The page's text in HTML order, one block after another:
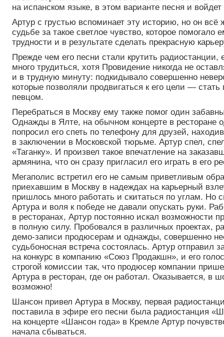
на испанском языке, в этом варианте песня и
Артур с грустью вспоминает эту историю, но он всё
судьбе за такое светлое чувство, которое помогало
трудности и в результате сделать прекрасную
Прежде чем его песни стали крутить
много трудиться, хотя Провидение никогда не
и в трудную минуту: подкидывало совершенно
которые позволяли продвигаться к его цели —
певцом.
Перебраться в Москву ему также помог один
Однажды в Ялте, на обычном концерте в ресторане
попросил его спеть по телефону для друзей,
в заключении в Московской тюрьме. Артур спел,
«Таганку». И произвел такое впечатление на
армянина, что он сразу пригласил его играть в его
Мегаполис встретил его не самым приветливым
приехавшим в Москву в надеждах на карьерный
пришлось много работать и скитаться по углам. Но
Артура и воля к победе не давали опускать руки.
в ресторанах, Артур постоянно искал возможности
в полную силу. Пробовался в различных проектах,
демо-записи продюсерам и однажды, совершенно
судьбоносная встреча состоялась. Артур отправил
на конкурс в компанию «Союз Продакшн», и его
строгой комиссии так, что продюсер компании
Артура в ресторан, где он работал. Оказывается, в
возможно!
Шансон привел Артура в Москву, первая
поставила в эфире его песни была радиостанция
на концерте «Шансон года» в Кремле Артур
начала сбываться.